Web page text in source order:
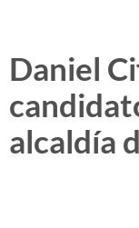
Daniel
alcaldía